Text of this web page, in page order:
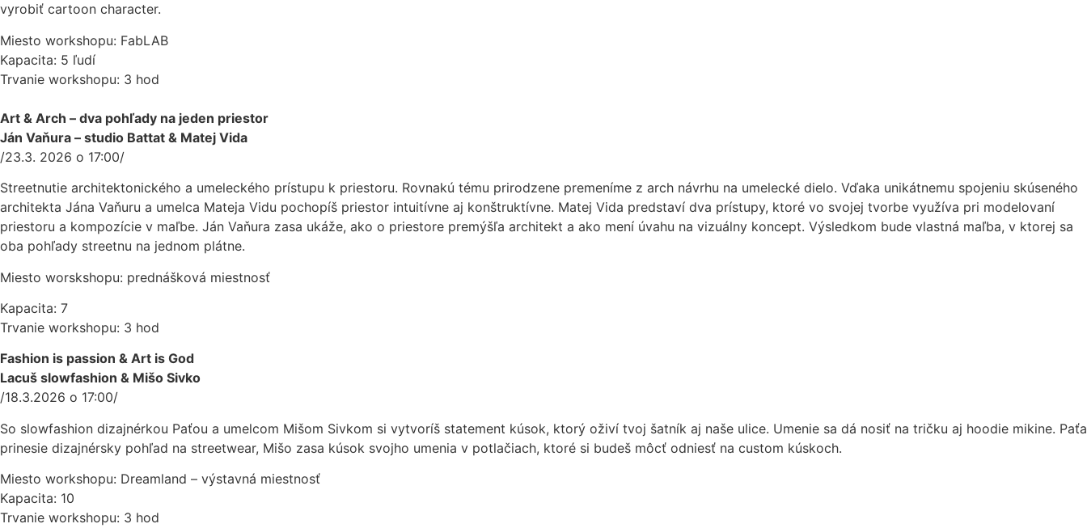
vyrobiť cartoon character.
Miesto workshopu: FabLAB
Kapacita: 5 ľudí
Trvanie workshopu: 3 hod
Art & Arch – dva pohľady na jeden priestor
Ján Vaňura – studio Battat & Matej Vida
/23.3. 2026 o 17:00/
Streetnutie architektonického a umeleckého prístupu k priestoru. Rovnakú tému prirodzene premeníme z arch návrhu na umelecké dielo. Vďaka unikátnemu spojeniu skúseného
architekta Jána Vaňuru a umelca Mateja Vidu pochopíš priestor intuitívne aj konštruktívne. Matej Vida predstaví dva prístupy, ktoré vo svojej tvorbe využíva pri modelovaní
priestoru a kompozície v maľbe. Ján Vaňura zasa ukáže, ako o priestore premýšľa architekt a ako mení úvahu na vizuálny koncept. Výsledkom bude vlastná maľba, v ktorej sa
oba pohľady streetnu na jednom plátne.
Miesto worskshopu: prednášková miestnosť
Kapacita: 7
Trvanie workshopu: 3 hod
Fashion is passion & Art is God
Lacuš slowfashion & Mišo Sivko
/18.3.2026 o 17:00/
So slowfashion dizajnérkou Paťou a umelcom Mišom Sivkom si vytvoríš statement kúsok, ktorý oživí tvoj šatník aj naše ulice. Umenie sa dá nosiť na tričku aj hoodie mikine. Paťa
prinesie dizajnérsky pohľad na streetwear, Mišo zasa kúsok svojho umenia v potlačiach, ktoré si budeš môcť odniesť na custom kúskoch.
Miesto workshopu: Dreamland – výstavná miestnosť
Kapacita: 10
Trvanie workshopu: 3 hod